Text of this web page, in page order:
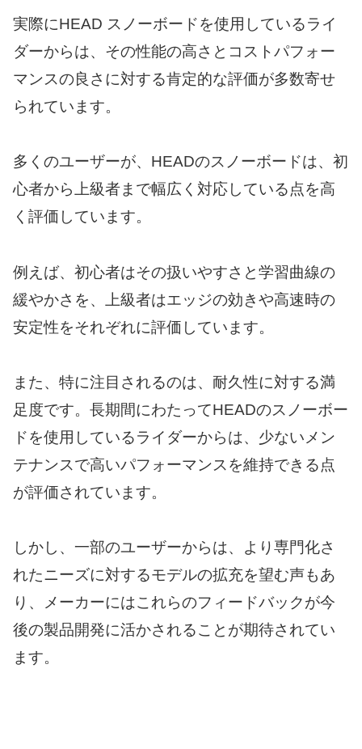
実際にHEAD スノーボードを使用しているライ
ダーからは、その性能の高さとコストパフォー
マンスの良さに対する肯定的な評価が多数寄せ
られています。
多くのユーザーが、HEADのスノーボードは、初
心者から上級者まで幅広く対応している点を高
く評価しています。
例えば、初心者はその扱いやすさと学習曲線の
緩やかさを、上級者はエッジの効きや高速時の
安定性をそれぞれに評価しています。
また、特に注目されるのは、耐久性に対する満
足度です。長期間にわたってHEADのスノーボー
ドを使用しているライダーからは、少ないメン
テナンスで高いパフォーマンスを維持できる点
が評価されています。
しかし、一部のユーザーからは、より専門化さ
れたニーズに対するモデルの拡充を望む声もあ
り、メーカーにはこれらのフィードバックが今
後の製品開発に活かされることが期待されてい
ます。